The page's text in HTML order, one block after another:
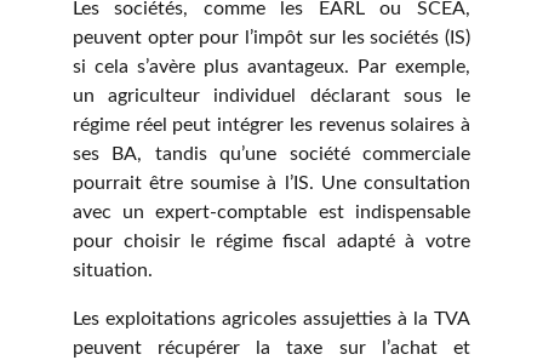
Les sociétés, comme les EARL ou SCEA,
peuvent opter pour l’impôt sur les sociétés (IS)
si cela s’avère plus avantageux. Par exemple,
un agriculteur individuel déclarant sous le
régime réel peut intégrer les revenus solaires à
ses BA, tandis qu’une société commerciale
pourrait être soumise à l’IS. Une consultation
avec un expert-comptable est indispensable
pour choisir le régime fiscal adapté à votre
situation.
Les exploitations agricoles assujetties à la TVA
peuvent récupérer la taxe sur l’achat et